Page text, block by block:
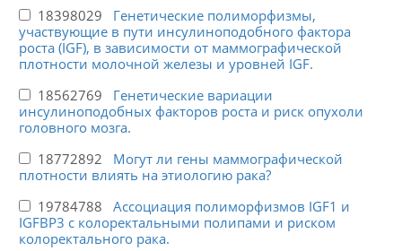
18398029 Генетические полиморфизмы,
участвующие в пути инсулиноподобного фактора
роста (IGF), в зависимости от маммографической
плотности молочной железы и уровней IGF.
18562769 Генетические вариации
инсулиноподобных факторов роста и риск опухоли
головного мозга.
18772892 Могут ли гены маммографической
плотности влиять на этиологию рака?
19784788 Ассоциация полиморфизмов IGF1 и
IGFBP3 с колоректальными полипами и риском
колоректального рака.